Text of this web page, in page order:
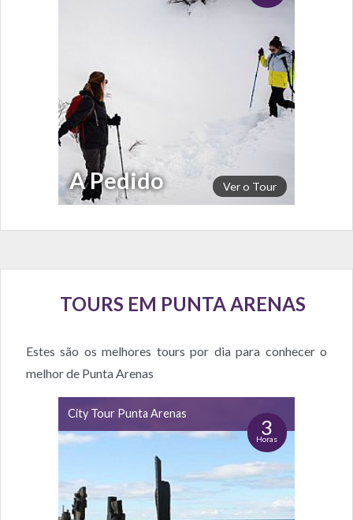
Ver o Tour
A Pedido
TOURS EM PUNTA ARENAS
Estes são os melhores tours por dia para conhecer o
melhor de Punta Arenas
City Tour Punta Arenas
3
Horas